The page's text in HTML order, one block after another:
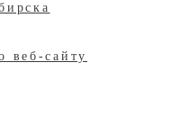
веб-сайту